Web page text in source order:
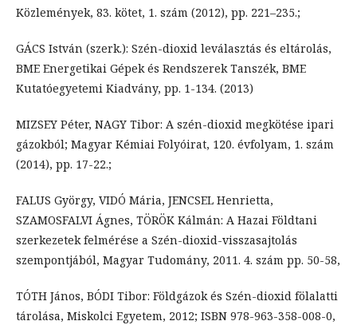
Közlemények, 83. kötet, 1. szám (2012), pp. 221–235.;
GÁCS István (szerk.): Szén-dioxid leválasztás és eltárolás,
BME Energetikai Gépek és Rendszerek Tanszék, BME
Kutatóegyetemi Kiadvány, pp. 1-134. (2013)
MIZSEY Péter, NAGY Tibor: A szén-dioxid megkötése ipari
gázokból; Magyar Kémiai Folyóirat, 120. évfolyam, 1. szám
(2014), pp. 17-22.;
FALUS György, VIDÓ Mária, JENCSEL Henrietta,
SZAMOSFALVI Ágnes, TÖRÖK Kálmán: A Hazai Földtani
szerkezetek felmérése a Szén-dioxid-visszasajtolás
szempontjából, Magyar Tudomány, 2011. 4. szám pp. 50-58,
TÓTH János, BÓDI Tibor: Földgázok és Szén-dioxid fölalatti
tárolása, Miskolci Egyetem, 2012; ISBN 978-963-358-008-0,